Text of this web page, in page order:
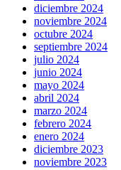
diciembre 2024
noviembre 2024
octubre 2024
septiembre 2024
julio 2024
junio 2024
mayo 2024
abril 2024
marzo 2024
febrero 2024
enero 2024
diciembre 2023
noviembre 2023